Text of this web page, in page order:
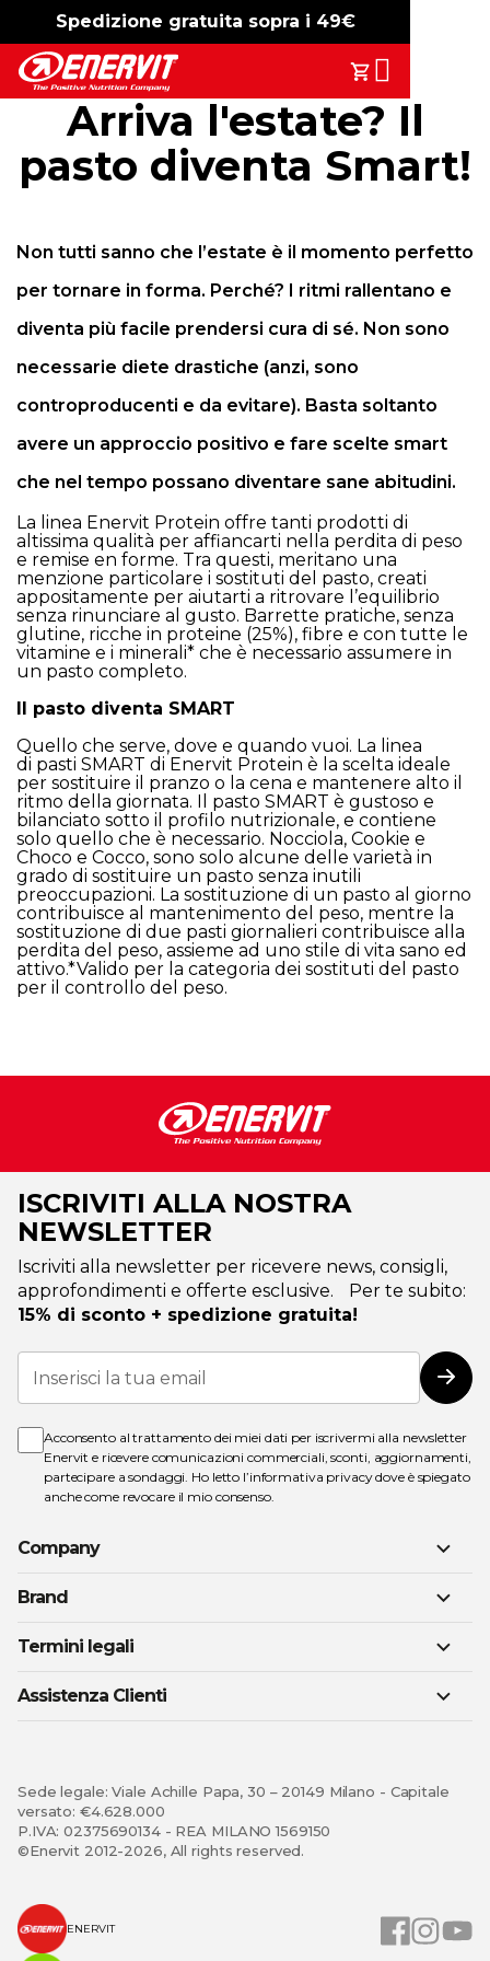
Spedizione gratuita sopra i 49€
-15% free shipping
Il Tuo
Search
Arriva l'estate? Il
pasto diventa Smart!
Non tutti sanno che l’estate è il momento perfetto
per tornare in forma. Perché? I ritmi rallentano e
diventa più facile prendersi cura di sé. Non sono
necessarie diete drastiche (anzi, sono
controproducenti e da evitare). Basta soltanto
avere un approccio positivo e fare scelte smart
che nel tempo possano diventare sane abitudini.
La linea Enervit Protein offre tanti prodotti di
altissima qualità per affiancarti nella perdita di peso
e remise en forme. Tra questi, meritano una
menzione particolare i sostituti del pasto, creati
appositamente per aiutarti a ritrovare l’equilibrio
senza rinunciare al gusto. Barrette pratiche, senza
glutine, ricche in proteine (25%), fibre e con tutte le
vitamine e i minerali* che è necessario assumere in
un pasto completo.
Il pasto diventa SMART
Quello che serve, dove e quando vuoi. La linea
di pasti SMART di Enervit Protein è la scelta ideale
per sostituire il pranzo o la cena e mantenere alto il
ritmo della giornata. Il pasto SMART è gustoso e
bilanciato sotto il profilo nutrizionale, e contiene
solo quello che è necessario. Nocciola, Cookie e
Choco e Cocco, sono solo alcune delle varietà in
grado di sostituire un pasto senza inutili
preoccupazioni. La sostituzione di un pasto al giorno
contribuisce al mantenimento del peso, mentre la
sostituzione di due pasti giornalieri contribuisce alla
perdita del peso, assieme ad uno stile di vita sano ed
attivo.*Valido per la categoria dei sostituti del pasto
per il controllo del peso.
ISCRIVITI ALLA NOSTRA
NEWSLETTER
Iscriviti alla newsletter per ricevere news, consigli,
approfondimenti e offerte esclusive. Per te subito:
15% di sconto + spedizione gratuita!
Iscriviti
alla
nostra
Acconsento al trattamento dei miei dati per iscrivermi alla newsletter
Enervit e ricevere comunicazioni commerciali, sconti, aggiornamenti,
partecipare a sondaggi. Ho letto l’informativa privacydove è spiegato
anche come revocare il mio consenso.
Company
Brand
Termini legali
Assistenza Clienti
Sede legale: Viale Achille Papa, 30 – 20149 Milano - Capitale
versato: €4.628.000
P.IVA: 02375690134 - REA MILANO 1569150
©Enervit 2012-2026, All rights reserved.
ENERVIT